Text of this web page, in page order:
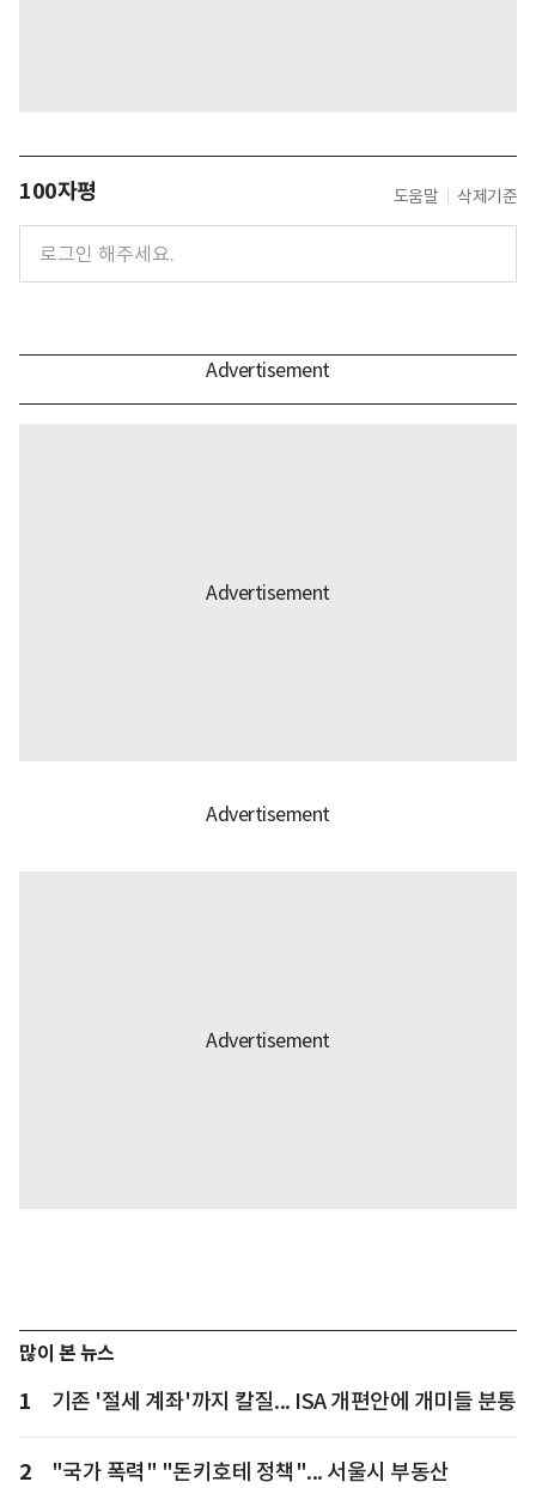
100자평 도움말 삭제기준
많이 본 뉴스
1 기존 '절세 계좌'까지 칼질... ISA 개편안에 개미들 분통
2
"국가 폭력" "돈키호테 정책"... 서울시 부동산